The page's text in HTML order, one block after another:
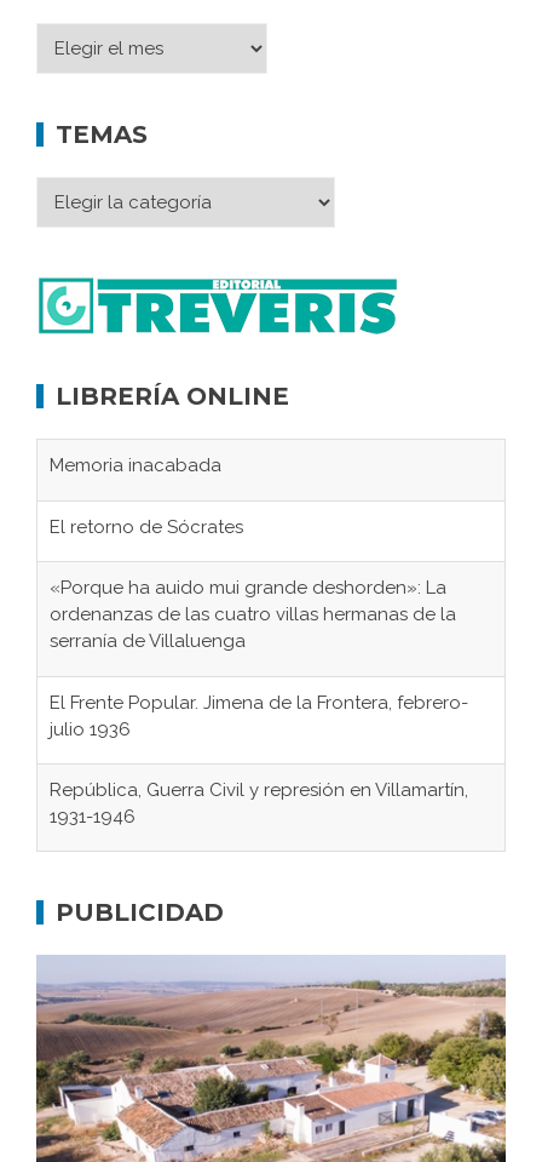
TEMAS
LIBRERÍA ONLINE
Memoria inacabada
El retorno de Sócrates
«Porque ha auido mui grande deshorden»: La
ordenanzas de las cuatro villas hermanas de la
serranía de Villaluenga
El Frente Popular. Jimena de la Frontera, febrero-
julio 1936
República, Guerra Civil y represión en Villamartín,
1931-1946
concentración nazis
Bornos
El Frente Popular. Ubrique, febrero-julio 1936
Juntar las letras. La alfabetización en el campo: del
afán de saber a la autogestión
PUBLICIDAD